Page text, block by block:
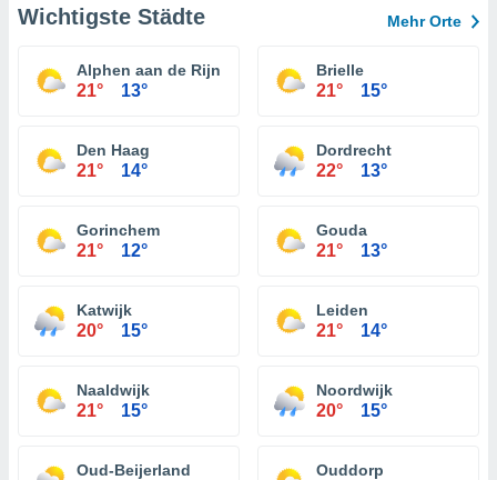
Wichtigste Städte Mehr Orte
Alphen aan de Rijn
21° 13°
Brielle
21° 15°
Den Haag
21° 14°
Dordrecht
22° 13°
Gorinchem
21° 12°
Gouda
21° 13°
Katwijk
20° 15°
Leiden
21° 14°
Naaldwijk
21° 15°
Noordwijk
20° 15°
Oud-Beijerland Ouddorp